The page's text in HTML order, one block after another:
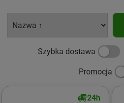
Szybka dostawa
Promocja
24h